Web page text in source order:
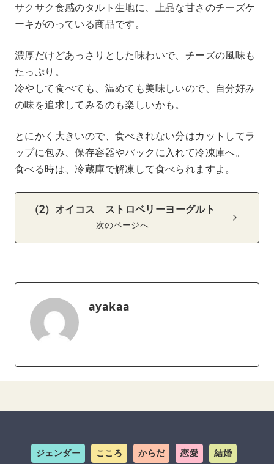
サクサク食感のタルト生地に、上品な甘さのチーズケ
ーキがのっている商品です。
濃厚だけどあっさりとした味わいで、チーズの風味も
たっぷり。
冷やして食べても、温めても美味しいので、自分好み
の味を追求してみるのも楽しいかも。
とにかく大きいので、食べきれない分はカットしてラ
ップに包み、保存容器やパックに入れて冷凍庫へ。
食べる時は、冷蔵庫で解凍して食べられますよ。
（2）オイコス ストロベリーヨーグルト
次のページへ
ayakaa
ジェンダー こころ からだ 恋愛 結婚